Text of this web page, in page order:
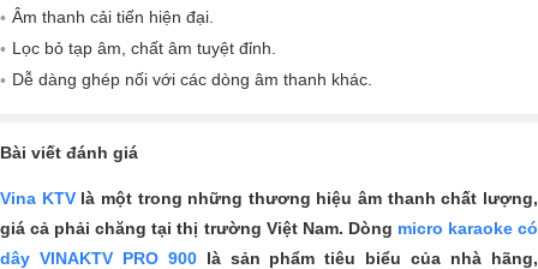
Âm thanh cải tiến hiện đại.
Lọc bỏ tạp âm, chất âm tuyệt đỉnh.
Dễ dàng ghép nối với các dòng âm thanh khác.
Bài viết đánh giá
Vina KTVlà một trong những thương hiệu âm thanh chất lượng,
giá cả phải chăng tại thị trường Việt Nam. Dòng micro karaoke có
dây VINAKTV PRO 900là sản phẩm tiêu biểu của nhà hãng,